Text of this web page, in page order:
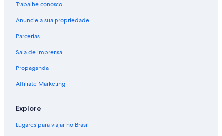
Trabalhe conosco
Anuncie a sua propriedade
Parcerias
Sala de imprensa
Propaganda
Affiliate Marketing
Explore
Lugares para viajar no Brasil